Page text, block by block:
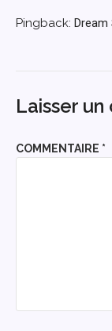
Pingback: Dream
Laisser
COMMENTAIRE *